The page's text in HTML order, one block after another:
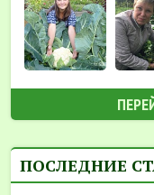
ПОСЛЕДНИЕ